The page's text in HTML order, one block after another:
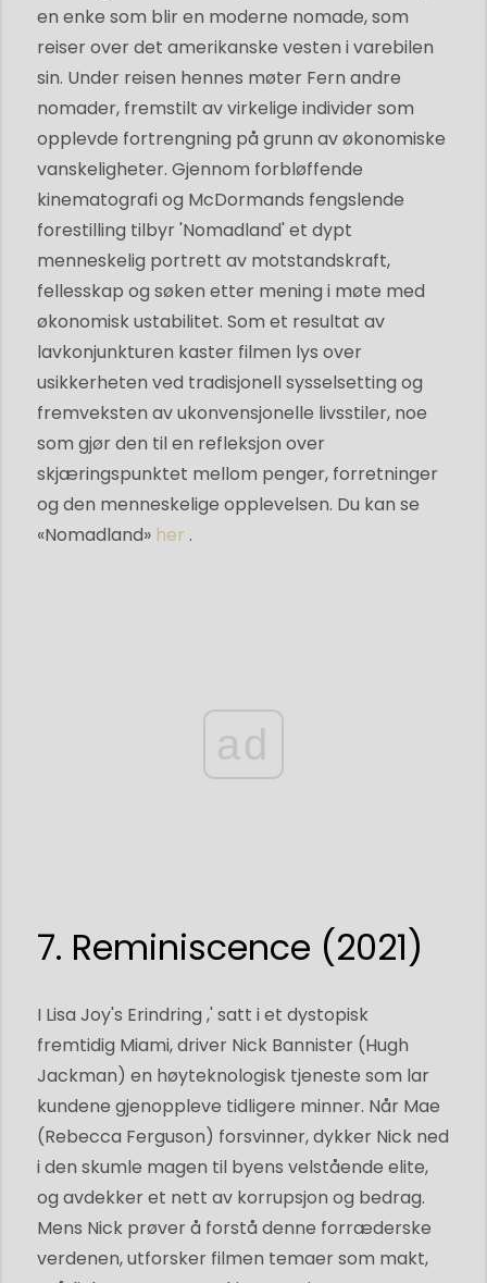
en enke som blir en moderne nomade, som
reiser over det amerikanske vesten i varebilen
sin. Under reisen hennes møter Fern andre
nomader, fremstilt av virkelige individer som
opplevde fortrengning på grunn av økonomiske
vanskeligheter. Gjennom forbløffende
kinematografi og McDormands fengslende
forestilling tilbyr 'Nomadland' et dypt
menneskelig portrett av motstandskraft,
fellesskap og søken etter mening i møte med
økonomisk ustabilitet. Som et resultat av
lavkonjunkturen kaster filmen lys over
usikkerheten ved tradisjonell sysselsetting og
fremveksten av ukonvensjonelle livsstiler, noe
som gjør den til en refleksjon over
skjæringspunktet mellom penger, forretninger
og den menneskelige opplevelsen. Du kan se
«Nomadland» her .
ad
7. Reminiscence (2021)
I Lisa Joy's Erindring ,' satt i et dystopisk
fremtidig Miami, driver Nick Bannister (Hugh
Jackman) en høyteknologisk tjeneste som lar
kundene gjenoppleve tidligere minner. Når Mae
(Rebecca Ferguson) forsvinner, dykker Nick ned
i den skumle magen til byens velstående elite,
og avdekker et nett av korrupsjon og bedrag.
Mens Nick prøver å forstå denne forræderske
verdenen, utforsker filmen temaer som makt,